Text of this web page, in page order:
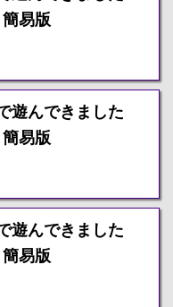
簡易版
遊んできました
簡易版
遊んできました
簡易版